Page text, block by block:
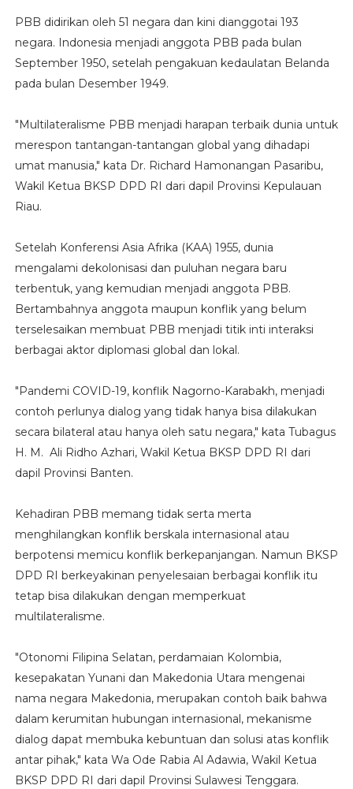
PBB didirikan oleh 51 negara dan kini dianggotai 193
negara. Indonesia menjadi anggota PBB pada bulan
September 1950, setelah pengakuan kedaulatan Belanda
pada bulan Desember 1949.
"Multilateralisme PBB menjadi harapan terbaik dunia untuk
merespon tantangan-tantangan global yang dihadapi
umat manusia," kata Dr. Richard Hamonangan Pasaribu,
Wakil Ketua BKSP DPD RI dari dapil Provinsi Kepulauan
Riau.
Setelah Konferensi Asia Afrika (KAA) 1955, dunia
mengalami dekolonisasi dan puluhan negara baru
terbentuk, yang kemudian menjadi anggota PBB.
Bertambahnya anggota maupun konflik yang belum
terselesaikan membuat PBB menjadi titik inti interaksi
berbagai aktor diplomasi global dan lokal.
"Pandemi COVID-19, konflik Nagorno-Karabakh, menjadi
contoh perlunya dialog yang tidak hanya bisa dilakukan
secara bilateral atau hanya oleh satu negara," kata Tubagus
H. M. Ali Ridho Azhari, Wakil Ketua BKSP DPD RI dari
dapil Provinsi Banten.
Kehadiran PBB memang tidak serta merta
menghilangkan konflik berskala internasional atau
berpotensi memicu konflik berkepanjangan. Namun BKSP
DPD RI berkeyakinan penyelesaian berbagai konflik itu
tetap bisa dilakukan dengan memperkuat
multilateralisme.
"Otonomi Filipina Selatan, perdamaian Kolombia,
kesepakatan Yunani dan Makedonia Utara mengenai
nama negara Makedonia, merupakan contoh baik bahwa
dalam kerumitan hubungan internasional, mekanisme
dialog dapat membuka kebuntuan dan solusi atas konflik
antar pihak," kata Wa Ode Rabia Al Adawia, Wakil Ketua
BKSP DPD RI dari dapil Provinsi Sulawesi Tenggara.